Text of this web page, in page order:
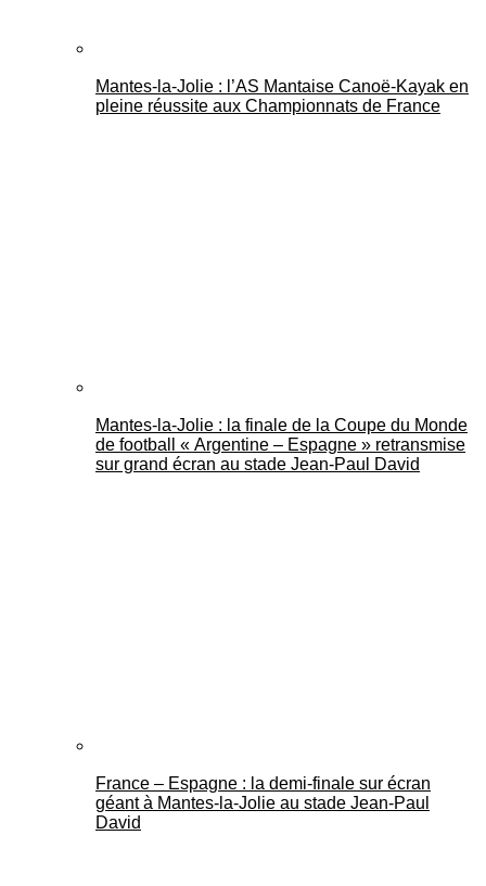
Mantes-la-Jolie : l’AS Mantaise Canoë‑Kayak en
pleine réussite aux Championnats de France
Mantes-la-Jolie : la finale de la Coupe du Monde
de football « Argentine – Espagne » retransmise
sur grand écran au stade Jean-Paul David
France – Espagne : la demi-finale sur écran
géant à Mantes-la-Jolie au stade Jean-Paul
David